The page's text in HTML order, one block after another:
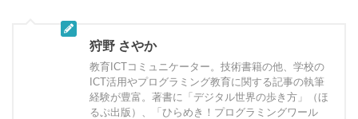
狩野 さやか
教育ICTコミュニケーター。技術書籍の他、学校の
ICT活用やプログラミング教育に関する記事の執筆
経験が豊富。著書に「デジタル世界の歩き方」（ほ
るぷ出版）、「ひらめき！プログラミングワール